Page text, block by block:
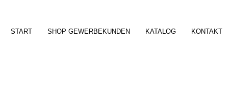
START SHOP GEWERBEKUNDEN KATALOG KONTAKT